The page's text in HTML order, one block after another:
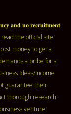
𝐚𝐧𝐝 𝐧𝐨 𝐫𝐞𝐜𝐫𝐮𝐢𝐭𝐦𝐞𝐧𝐭
read the official site
money to get a
a bribe for a
ideas/Income
guarantee their
thorough research
venture.